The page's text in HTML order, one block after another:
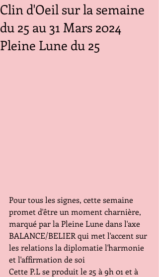
Clin d'Oeil sur la semaine
du 25 au 31 Mars 2024
Pleine Lune du 25
Pour tous les signes, cette semaine
promet d'être un moment charnière,
marqué par la Pleine Lune dans l'axe
BALANCE/BELIER qui met l'accent sur
les relations la diplomatie l'harmonie
et l'affirmation de soi
Cette P.L se produit le 25 à 9h 01 et à